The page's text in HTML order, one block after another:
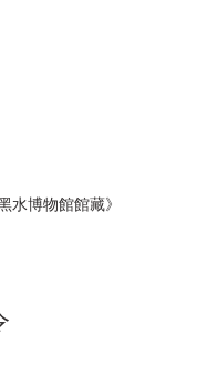
水博物館館藏》